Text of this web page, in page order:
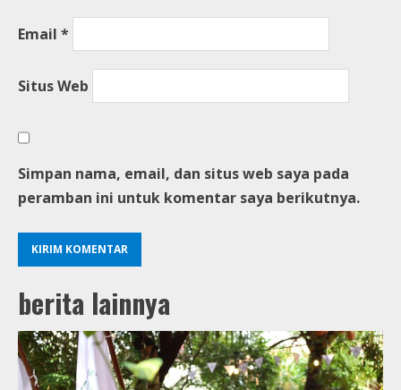
Email *
Situs Web
Simpan nama, email, dan situs web saya pada
peramban ini untuk komentar saya berikutnya.
berita lainnya